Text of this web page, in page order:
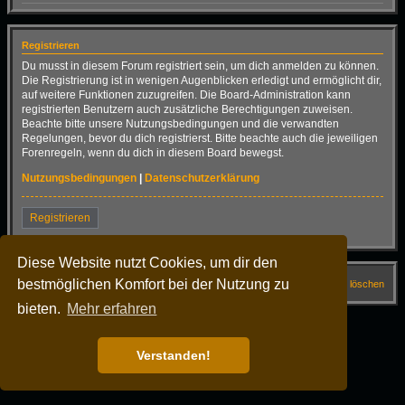
Diese Website nutzt Cookies, um dir den
bestmöglichen Komfort bei der Nutzung zu
bieten. Mehr erfahren
Verstanden!
Registrieren
Du musst in diesem Forum registriert sein, um dich anmelden zu können.
Die Registrierung ist in wenigen Augenblicken erledigt und ermöglicht dir,
auf weitere Funktionen zuzugreifen. Die Board-Administration kann
registrierten Benutzern auch zusätzliche Berechtigungen zuweisen.
Beachte bitte unsere Nutzungsbedingungen und die verwandten
Regelungen, bevor du dich registrierst. Bitte beachte auch die jeweiligen
Forenregeln, wenn du dich in diesem Board bewegst.
Nutzungsbedingungen
Datenschutzerklärung
Registrieren
Startseite Forum Alle Cookies löschen
FAQ
Dark Vision ©
Nutzungsbedingungen